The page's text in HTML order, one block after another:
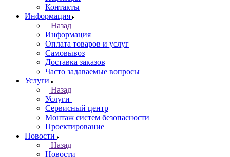
Контакты
Информация
Назад
Информация
Оплата товаров и услуг
Самовывоз
Доставка заказов
Часто задаваемые вопросы
Услуги
Назад
Услуги
Сервисный центр
Монтаж систем безопасности
Проектирование
Новости
Назад
Новости